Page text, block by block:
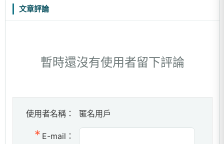
文章評論
暫時還沒有使用者留下評論
使用者名稱： 匿名用戶
E-mail：